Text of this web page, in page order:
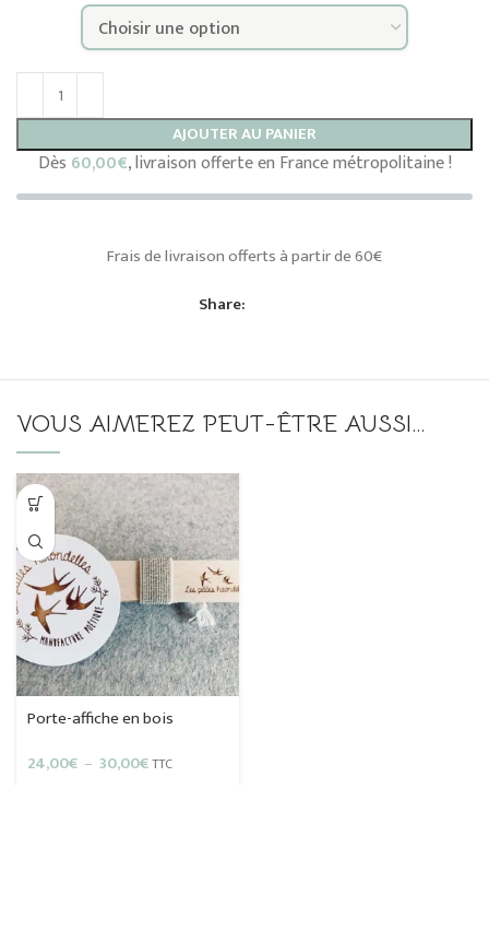
AJOUTER AU PANIER
Dès 60,00€, livraison offerte en France métropolitaine !
Frais de livraison offerts à partir de 60€
Share:
VOUS AIMEREZ PEUT-ÊTRE AUSSI…
Porte-affiche en bois
24,00€ – 30,00€Plage
TTC